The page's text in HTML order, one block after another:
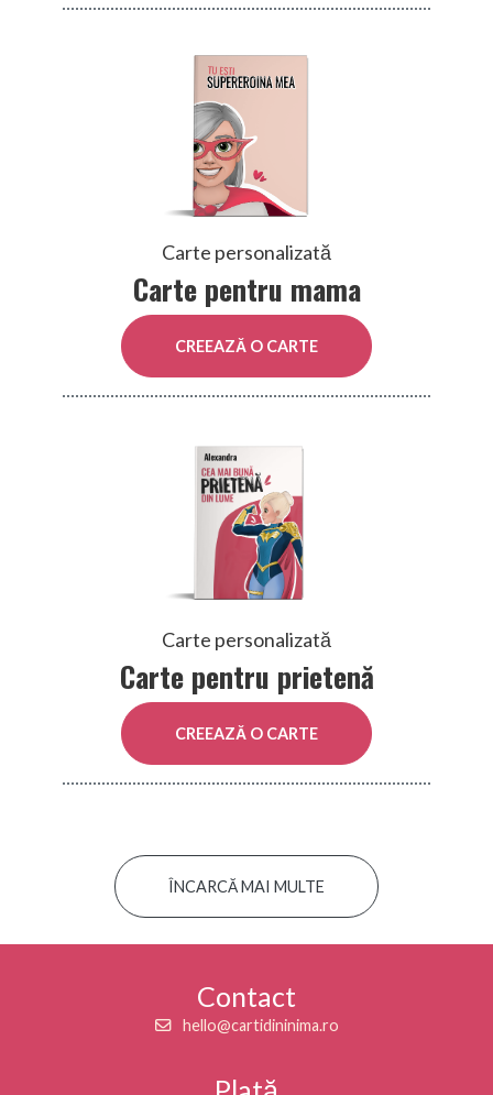
Carte personalizată
Carte pentru mama
CREEAZĂ O CARTE
Carte personalizată
Carte pentru prietenă
CREEAZĂ O CARTE
ÎNCARCĂ MAI MULTE
Contact
hello@cartidininima.ro